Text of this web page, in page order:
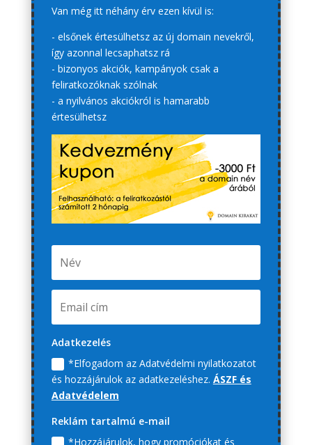
Van még itt néhány érv ezen kívül is:
- elsőnek értesülhetsz az új domain nevekről,
így azonnal lecsaphatsz rá
- bizonyos akciók, kampányok csak a
feliratkozóknak szólnak
- a nyilvános akciókról is hamarabb
értesülhetsz
Adatkezelés
*Elfogadom az Adatvédelmi nyilatkozatot
és hozzájárulok az adatkezeléshez. ÁSZF és
Adatvédelem
Reklám tartalmú e-mail
*Hozzájárulok, hogy promóciókat és